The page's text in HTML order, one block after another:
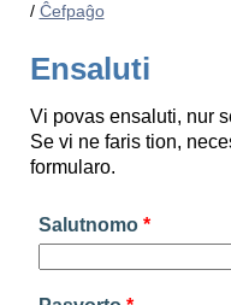
/ Ĉefpaĝo
Ensaluti
Vi povas ensaluti, nur
Se vi ne faris tion,
formularo.
Salutnomo *